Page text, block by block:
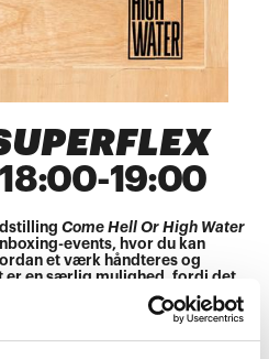
18:00-19:00
Come Hell Or High Water
events, hvor du kan
et værk håndteres og
er en særlig mulighed, fordi det
fortsat uåbnede.
mere end 30 år lange